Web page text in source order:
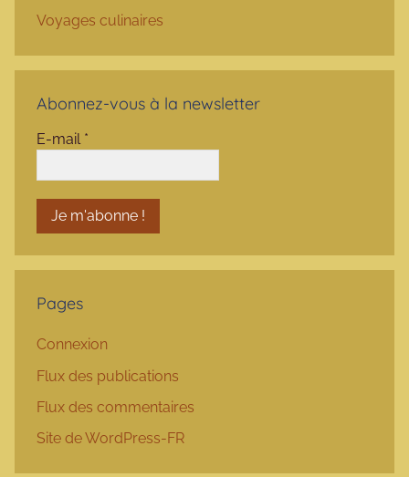
Voyages culinaires
Abonnez-vous à la newsletter
E-mail *
Pages
Connexion
Flux des publications
Flux des commentaires
Site de WordPress-FR